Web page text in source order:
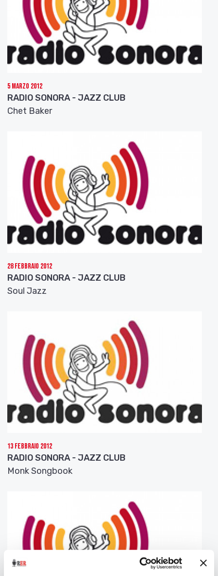
5 Marzo 2012
RADIO SONORA - JAZZ CLUB
Chet Baker
28 Febbraio 2012
RADIO SONORA - JAZZ CLUB
Soul Jazz
13 Febbraio 2012
RADIO SONORA - JAZZ CLUB
Monk Songbook